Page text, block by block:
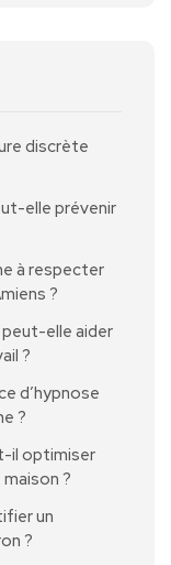
discrète
elle prévenir
à respecter
?
peut-elle aider
?
d’hypnose
?
il optimiser
?
un
?